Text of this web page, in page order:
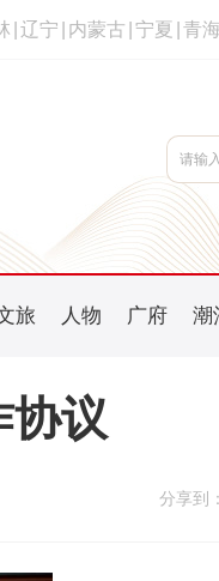
辽宁 内蒙古 宁夏 青海
旅 人物 广府 潮
协议
分享到：